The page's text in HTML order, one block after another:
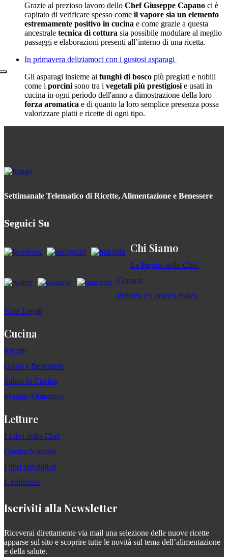
Grazie al prezioso lavoro dello Chef Giuseppe Capano ci è
capitato di verificare spesso come il vapore sia un elemento
estremamente positivo in cucina e come grazie a questa
ancestrale tecnica di cottura sia possibile modulare al meglio
passaggi e elaborazioni presenti all’interno di una ricetta.
In primavera deliziamoci con i gustosi asparagi
Gli asparagi insieme ai funghi di bosco più pregiati e nobili
come i porcini sono tra i vegetali più prestigiosi e usati in
cucina in ogni periodo dell'anno a dimostrazione della loro
forza aromatica e di quanto la loro semplice presenza possa
valorizzare piatti e ricette di ogni tipo.
Settimanale Telematico di Ricette, Alimentazione e Benessere
Seguici Su
Chi Siamo
La Pagina dello Chef
Contatti
Privacy e Cookies Policy
Note Legali
Cucina
Ricette
Gusto e Benessere
Salute in Cucina
Mondo Alimentare
Letture
I Libri dello Chef
Cucina Naturale
I libri consigliati
L'editoriale
Iscriviti alla Newsletter
Riceverai direttamente via mail una selezione delle nuove ricette
apparse sul sito e scoprire tutte le novità sul tema dell’alimentazione
e della salute.